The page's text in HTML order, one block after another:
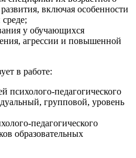
включая особенности
у обучающихся
агрессии и повышенной
в работе:
психолого-педагогического
групповой, уровень
педагогического
образовательных